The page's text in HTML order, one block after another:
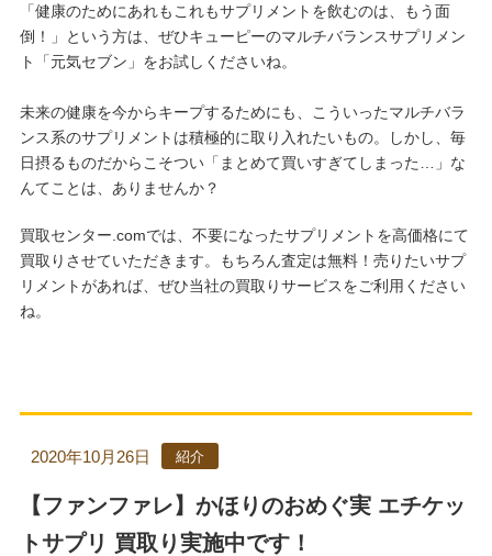
「健康のためにあれもこれもサプリメントを飲むのは、もう面
倒！」という方は、ぜひキューピーのマルチバランスサプリメン
ト「元気セブン」をお試しくださいね。
未来の健康を今からキープするためにも、こういったマルチバラ
ンス系のサプリメントは積極的に取り入れたいもの。しかし、毎
日摂るものだからこそつい「まとめて買いすぎてしまった…」な
んてことは、ありませんか？
買取センター.comでは、不要になったサプリメントを高価格にて
買取りさせていただきます。もちろん査定は無料！売りたいサプ
リメントがあれば、ぜひ当社の買取りサービスをご利用ください
ね。
【ファンファレ】かほりのおめぐ実 エチケッ
トサプリ 買取り実施中です！
2020年10月26日 紹介